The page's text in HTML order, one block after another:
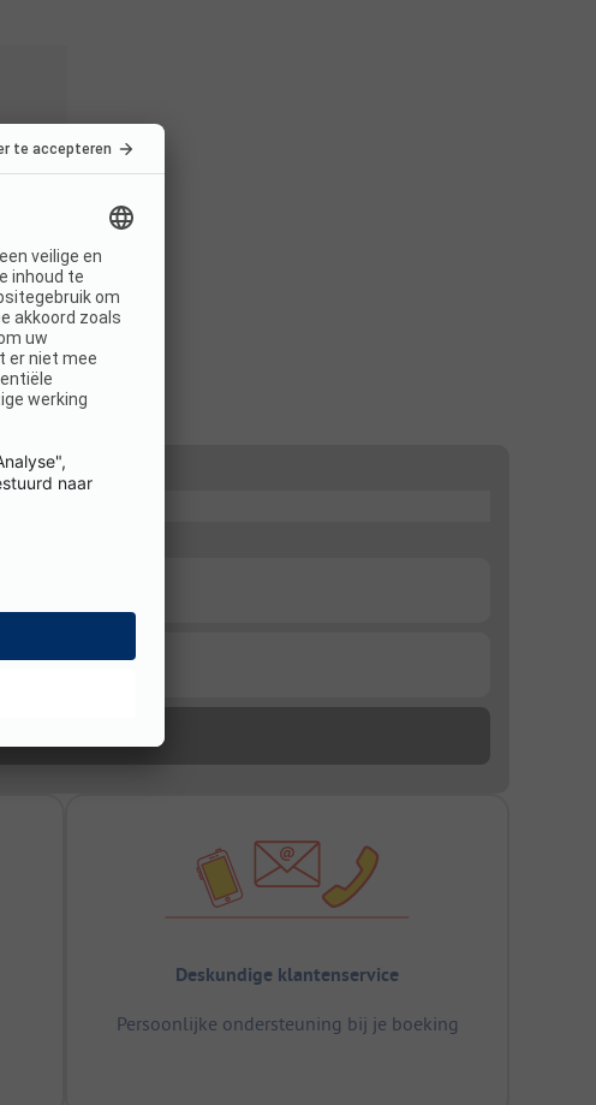
Deskundige klantenservice
Persoonlijke ondersteuning bij je boeking